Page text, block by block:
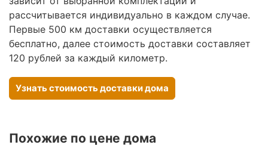
рассчитывается индивидуально в каждом случае.
Первые 500 км доставки осуществляется
бесплатно, далее стоимость доставки составляет
120 рублей за каждый километр.
Узнать стоимость доставки дома
Похожие по цене дома